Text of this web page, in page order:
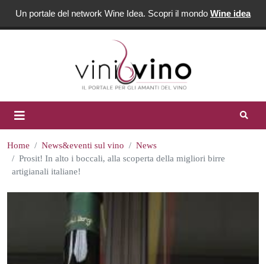
Un portale del network Wine Idea. Scopri il mondo Wine idea
Home News&eventi sul vino
News
Prosit! In alto i boccali, alla scoperta della migliori birre
artigianali italiane!